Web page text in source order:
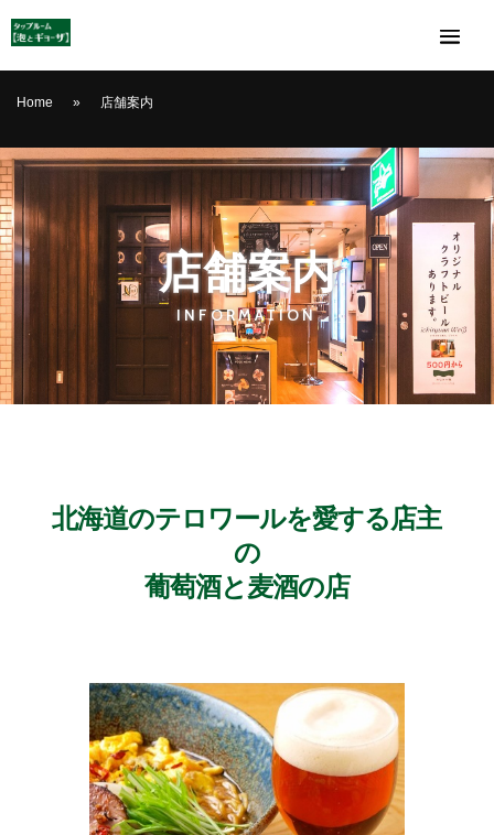
Home » 店舗案内
店舗案内
INFORMATION
北海道のテロワールを愛する店主
の
葡萄酒と麦酒の店